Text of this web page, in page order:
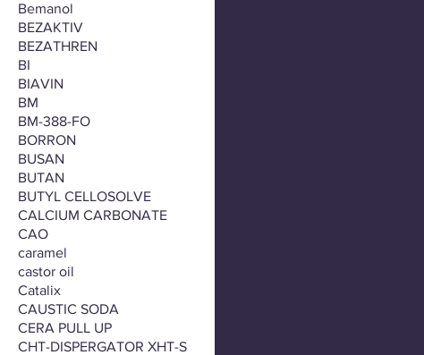
Bemanol
BEZAKTIV
BEZATHREN
BI
BIAVIN
BM
BM-388-FO
BORRON
BUSAN
BUTAN
BUTYL CELLOSOLVE
CALCIUM CARBONATE
CAO
caramel
castor oil
Catalix
CAUSTIC SODA
CERA PULL UP
CHT-DISPERGATOR XHT-S